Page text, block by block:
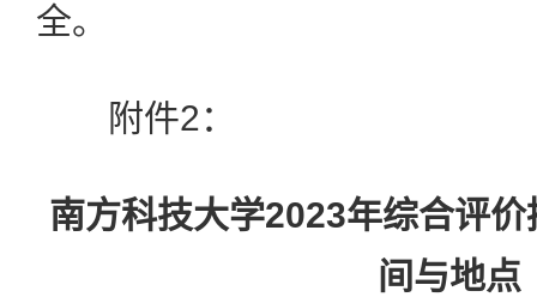
全。
附件2：
南方科技大学2023年综合评
间与地点